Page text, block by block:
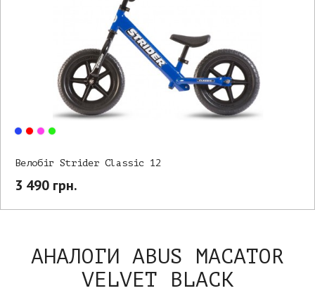
Велобіг Strider Classic 12
3 490 грн.
АНАЛОГИ ABUS MACATOR
VELVET BLACK